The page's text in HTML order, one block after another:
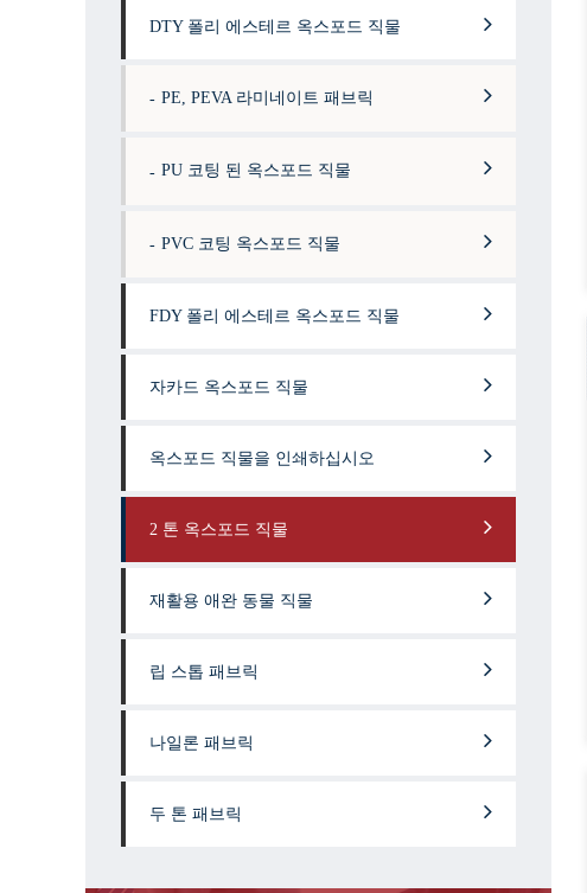
DTY 폴리 에스테르 옥스포드 직물
PE, PEVA 라미네이트 패브릭
PU 코팅 된 옥스포드 직물
PVC 코팅 옥스포드 직물
FDY 폴리 에스테르 옥스포드 직물
자카드 옥스포드 직물
옥스포드 직물을 인쇄하십시오
2 톤 옥스포드 직물
재활용 애완 동물 직물
립 스톱 패브릭
나일론 패브릭
두 톤 패브릭